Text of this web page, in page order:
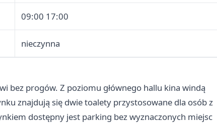
09:00 17:00
nieczynna
bez progów. Z poziomu głównego hallu kina windą
znajdują się dwie toalety przystosowane dla osób z
dostępny jest parking bez wyznaczonych miejsc